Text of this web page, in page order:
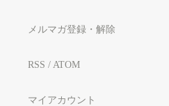
メルマガ登録・解除
RSS / ATOM
マイアカウント